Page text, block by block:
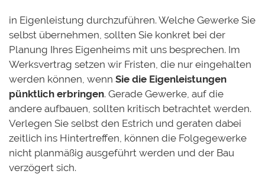
in Eigenleistung durchzuführen. Welche Gewerke Sie
selbst übernehmen, sollten Sie konkret bei der
Planung Ihres Eigenheims mit uns besprechen. Im
Werksvertrag setzen wir Fristen, die nur eingehalten
werden können, wenn Sie die Eigenleistungen
pünktlich erbringen. Gerade Gewerke, auf die
andere aufbauen, sollten kritisch betrachtet werden.
Verlegen Sie selbst den Estrich und geraten dabei
zeitlich ins Hintertreffen, können die Folgegewerke
nicht planmäßig ausgeführt werden und der Bau
verzögert sich.